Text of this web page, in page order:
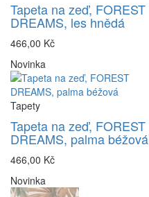
Tapeta na zeď, FOREST
DREAMS, les hnědá
466,00 Kč
Novinka
Tapety
Tapeta na zeď, FOREST
DREAMS, palma béžová
466,00 Kč
Novinka